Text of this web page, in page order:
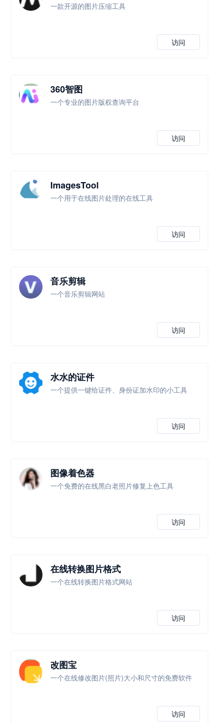
一款开源的图片压缩工具
访问
360智图
一个专业的图片版权查询平台
访问
ImagesTool
一个用于在线图片处理的在线工具
访问
音乐剪辑
一个音乐剪辑网站
访问
水水的证件
一个提供一键给证件、身份证加水印的小工具
访问
图像着色器
一个免费的在线黑白老照片修复上色工具
访问
在线转换图片格式
一个在线转换图片格式网站
访问
改图宝
一个在线修改图片(照片)大小和尺寸的免费软件
访问